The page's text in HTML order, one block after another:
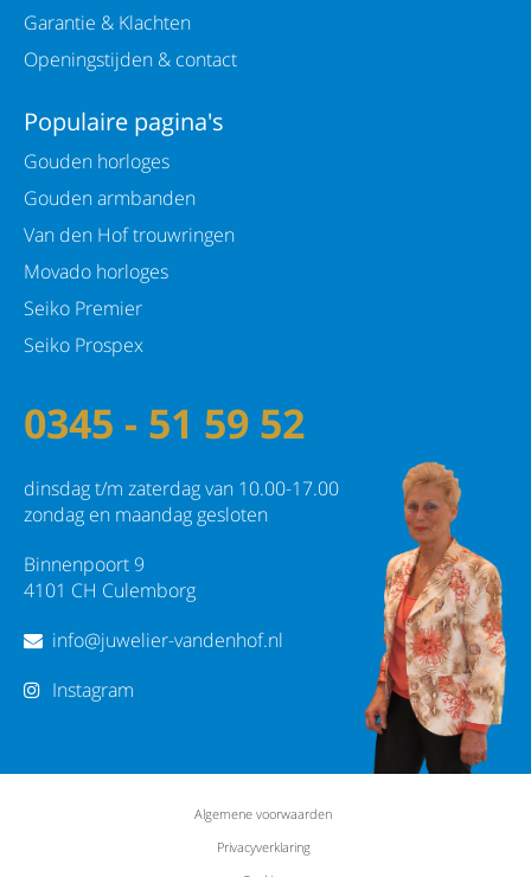
Garantie & Klachten
Openingstijden & contact
Populaire pagina's
Gouden horloges
Gouden armbanden
Van den Hof trouwringen
Movado horloges
Seiko Premier
Seiko Prospex
0345 - 51 59 52
dinsdag t/m zaterdag van 10.00-17.00
zondag en maandag gesloten
Binnenpoort 9
4101 CH Culemborg
info@juwelier-vandenhof.nl
Instagram
Algemene voorwaarden
Privacyverklaring